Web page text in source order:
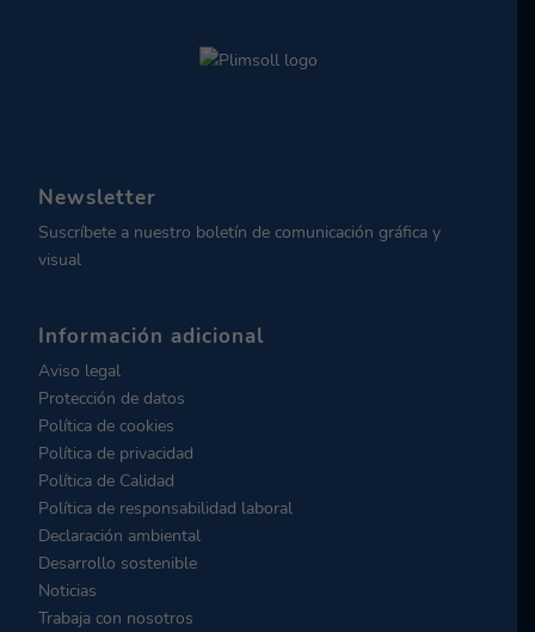
Newsletter
Suscríbete a nuestro boletín de comunicación gráfica y
visual
Información adicional
Aviso legal
Protección de datos
Política de cookies
Política de privacidad
Política de Calidad
Política de responsabilidad laboral
Declaración ambiental
Desarrollo sostenible
Noticias
Trabaja con nosotros